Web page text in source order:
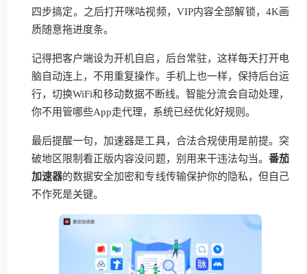
四步搞定。之后打开咪咕视频，VIP内容全部解锁，4K画
质随意拖进度条。
记得把客户端设为开机自启，后台常驻，这样每天打开电
脑自动连上，不用重复操作。手机上也一样，保持后台运
行，切换WiFi和移动数据不断线。智能分流会自动处理，
你不用管哪些App走代理，系统已经优化好规则。
最后提醒一句，加速器是工具，合法合规使用是前提。突
破地区限制看正版内容没问题，别用来干违法勾当。 番茄
加速器的数据安全加密和专线传输保护你的隐私，但自己
不作死是关键。